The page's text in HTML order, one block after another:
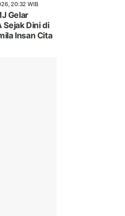
20:32 WIB
Gelar
Sejak Dini di
Insan Cita